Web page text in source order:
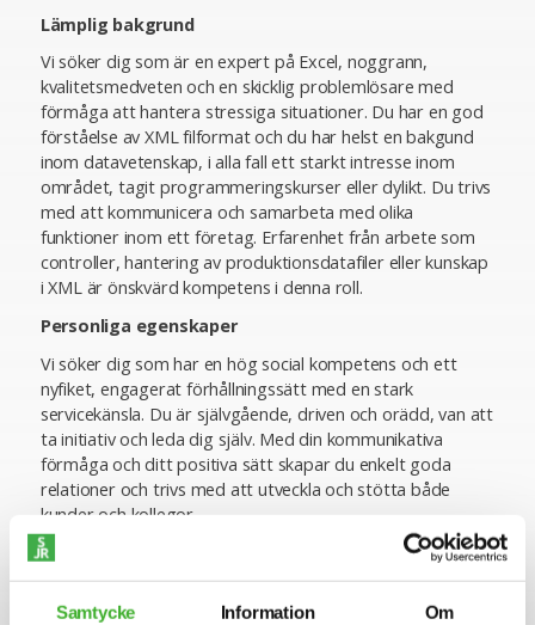
Samtycke Information Om
Lämplig bakgrund
Vi söker dig som är en expert på Excel, noggrann,
kvalitetsmedveten och en skicklig problemlösare med
förmåga att hantera stressiga situationer. Du har en god
förståelse av XML filformat och du har helst en bakgund
inom datavetenskap, i alla fall ett starkt intresse inom
området, tagit programmeringskurser eller dylikt. Du trivs
med att kommunicera och samarbeta med olika
funktioner inom ett företag. Erfarenhet från arbete som
controller, hantering av produktionsdatafiler eller kunskap
i XML är önskvärd kompetens i denna roll.
Personliga egenskaper
Vi söker dig som har en hög social kompetens och ett
nyfiket, engagerat förhållningssätt med en stark
servicekänsla. Du är självgående, driven och orädd, van att
ta initiativ och leda dig själv. Med din kommunikativa
förmåga och ditt positiva sätt skapar du enkelt goda
relationer och trivs med att utveckla och stötta både
kunder och kollegor.
Om företaget
FörsäkringsGirot är en ledande aktör inom
pensionsadministration och har fått förtroendet att hjälpa